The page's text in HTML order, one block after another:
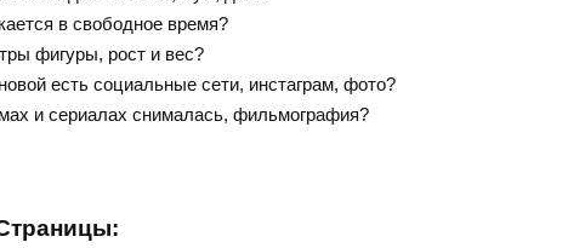
в свободное время?
фигуры, рост и вес?
есть социальные сети, инстаграм, фото?
и сериалах снималась, фильмография?